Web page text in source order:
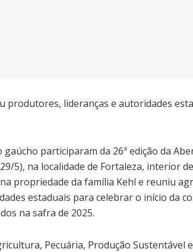
produtores, lideranças e autoridades
participaram da 26ª edição da
5), na localidade de Fortaleza, interior
propriedade da família Kehl e reuniu
estaduais para celebrar o início da
na safra de 2025.
Pecuária, Produção Sustentável